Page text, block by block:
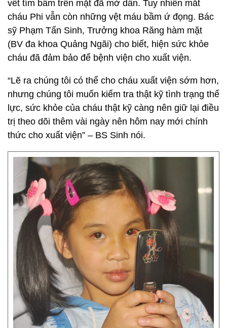
vết tím bầm trên mặt đã mờ dần. Tuy nhiên mắt
cháu Phi vẫn còn những vệt máu bầm ứ đọng. Bác
sỹ Phạm Tấn Sinh, Trưởng khoa Răng hàm mặt
(BV đa khoa Quảng Ngãi) cho biết, hiện sức khỏe
cháu đã đảm bảo để bệnh viện cho xuất viện.
“Lẽ ra chúng tôi có thể cho cháu xuất viện sớm hơn,
nhưng chúng tôi muốn kiểm tra thật kỹ tình trạng thể
lực, sức khỏe của cháu thật kỹ càng nên giữ lại điều
trị theo dõi thêm vài ngày nên hôm nay mới chính
thức cho xuất viện” – BS Sinh nói.